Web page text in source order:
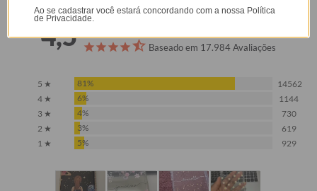
4,5 Baseado em 17.984 Avaliações
5 ★ 81%
14562
4 ★
6%
1144
3 ★
4%
730
2 ★
3%
619
1 ★
5% 929
Ao se cadastrar você estará concordando com a nossa Política
de Privacidade.